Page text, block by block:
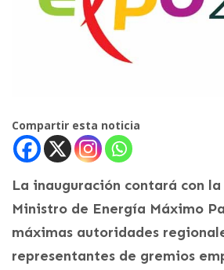
Compartir esta noticia
La inauguración contará con
Ministro de Energía Máximo
máximas autoridades
representantes de gremios